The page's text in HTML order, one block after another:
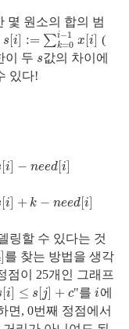
몇 원소의 합의 범
s [i] := ∑i−1
k=0 x [i]
s[ i] :=∑k = 0i−1 x[i ] (
이 두 s
s값의 차이에
있다!
[i] − need[i]
ee d[i]
[i] + k − need[i]
−n eed[i ]
링할 수 있다는 것
]를 찾는 방법을 생각
점이 25개인 그래프
[i] ≤ s [j] + c
[ i] s[j ]+ c "를i
i 에
면, 0번째 정점에서